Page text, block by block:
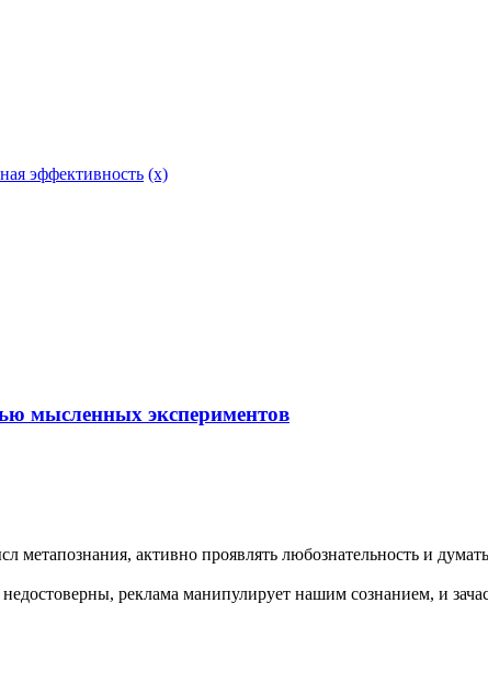
эффективность (x)
мысленных экспериментов
метапознания, активно проявлять любознательность и
реклама манипулирует нашим сознанием, и